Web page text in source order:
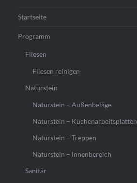
Startseite
Programm
Fliesen
Fliesen reinigen
Naturstein
Naturstein – Außenbeläge
Naturstein – Küchenarbeitsplatten
Naturstein – Treppen
Naturstein – Innenbereich
Sanitär